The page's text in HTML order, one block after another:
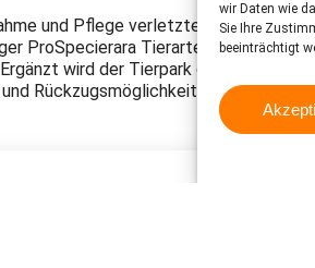
wir Daten wie
Sie Ihre
beeinträchtigt
und Pflege verletzter Wildtiere
Tierarten wie der
wird der Tierpark durch grosse
Rückzugsmöglichkeiten. Der Park